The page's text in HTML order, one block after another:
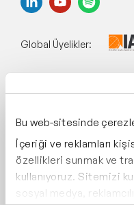
Bu web-sitesinde
İçeriği ve reklamları
özellikleri sunmak ve
kullanıyoruz. Sitemizi
sosyal medya,
Global Üyelikler:
Destekliyoruz: